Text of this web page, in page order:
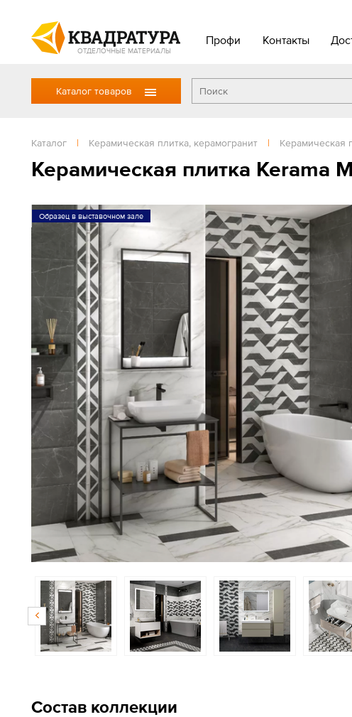
ОТДЕЛОЧНЫЕ МАТЕРИАЛЫ
Профи Контакты
Каталог товаров
Каталог | Керамическая плитка, керамогранит | Керамическая
Керамическая плитка Kerama
Образец в выставочном зале
Состав коллекции